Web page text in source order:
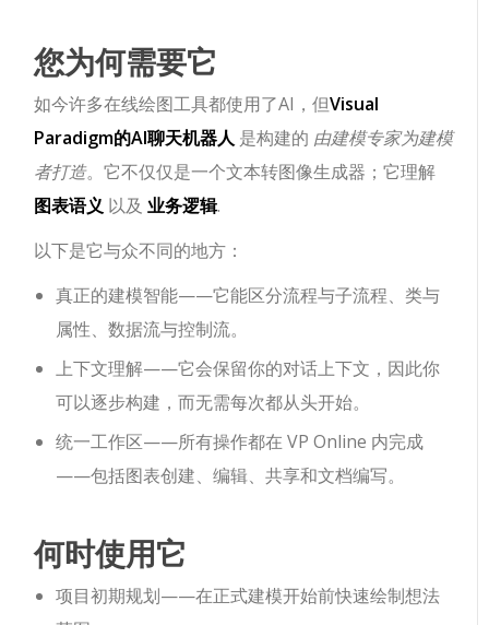
您为何需要它
如今许多在线绘图工具都使用了AI，但Visual
Paradigm的AI聊天机器人是构建的 由建模专家为建模
者打造。它不仅仅是一个文本转图像生成器；它理解
图表语义 以及业务逻辑.
以下是它与众不同的地方：
真正的建模智能——它能区分流程与子流程、类与
属性、数据流与控制流。
上下文理解——它会保留你的对话上下文，因此你
可以逐步构建，而无需每次都从头开始。
统一工作区——所有操作都在 VP Online 内完成
——包括图表创建、编辑、共享和文档编写。
何时使用它
项目初期规划——在正式建模开始前快速绘制想法